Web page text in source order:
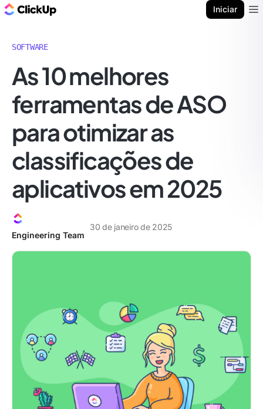
Iniciar
SOFTWARE
As 10 melhores
ferramentas de ASO
para otimizar as
classificações de
aplicativos em 2025
Engineering Team
30 de janeiro de 2025